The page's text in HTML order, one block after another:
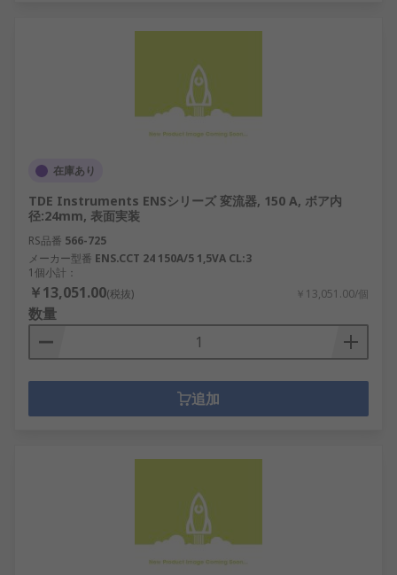
在庫あり
TDE Instruments ENSシリーズ 変流器, 150 A, ボア内
径:24mm, 表面実装
RS品番 566-725
メーカー型番 ENS.CCT 24 150A/5 1,5VA CL:3
1個小計：
￥13,051.00(税抜) ￥13,051.00/個
数量
追加